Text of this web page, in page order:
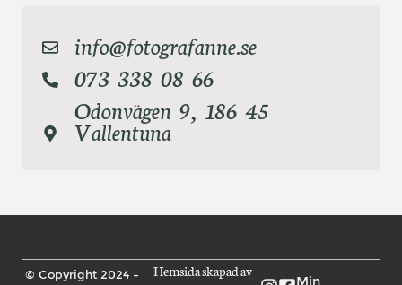
info@fotografanne.se
073 338 08 66
Odonvägen 9, 186 45
Vallentuna
© Copyright 2024 –
Hemsida skapad av